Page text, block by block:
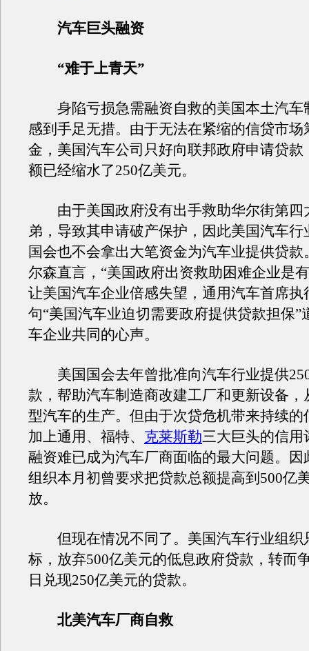
汽车巨头融资
“难于上青天”
身陷亏损急需融资自救的美国本土汽车
感到手足无措。由于无法在紧缩的信贷市场
金，美国汽车公司只好向联邦政府申请贷款
额已经缩水了250亿美元。
由于美国政府没有出手救助华尔街第四
弟，导致其申请破产保护，因此美国汽车行
国会也不会拿出大笔资金为汽车业提供贷款
尔森直言，“美国政府出资救助困难企业是
让美国汽车企业倍感失望，通用汽车首席执
句“美国汽车业迫切需要政府提供贷款担保”
车企业共同的心声。
美国国会去年曾批准向汽车行业提供
款，帮助汽车制造商改建工厂和更新设备，
型汽车的生产。但由于次贷危机带来持续的
加上通用、福特、 克莱斯勒三大巨头的信用
融资难已成为汽车厂商面临的最大问题。因
组织本月初曾要求把贷款总额提高到500亿
放。
但现在情况不同了。美国汽车行业组织
标，放弃500亿美元的低息政府贷款，转而
日兑现250亿美元的贷款。
北美汽车厂商自救